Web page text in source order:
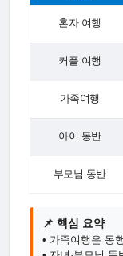
혼자 여행
커플 여행
가족여행
아이 동반
부모님 동반
📌 핵심 요약
• 가족여행은 동